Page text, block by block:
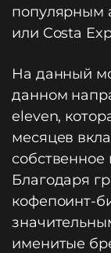
популярным
или Costa
На данный
данном
eleven,
месяцев
Благодаря
кофепоинт-
именитые